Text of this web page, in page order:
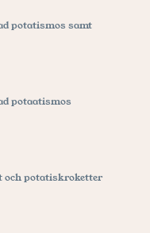
potatismos samt
potaatismos
och potatiskroketter